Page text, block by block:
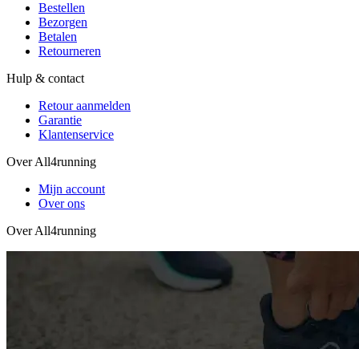
Bestellen
Bezorgen
Betalen
Retourneren
Hulp & contact
Retour aanmelden
Garantie
Klantenservice
Over All4running
Mijn account
Over ons
Over All4running